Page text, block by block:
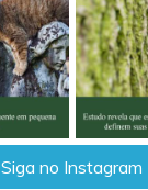
Siga no Instagram